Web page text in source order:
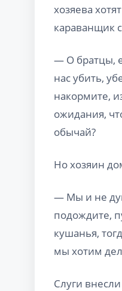
хозяева
караванщик
— О братцы,
нас убить,
накормите,
ожидания,
обычай?
Но хозяин
— Мы и не
подождите,
кушанья,
мы хотим
Слуги